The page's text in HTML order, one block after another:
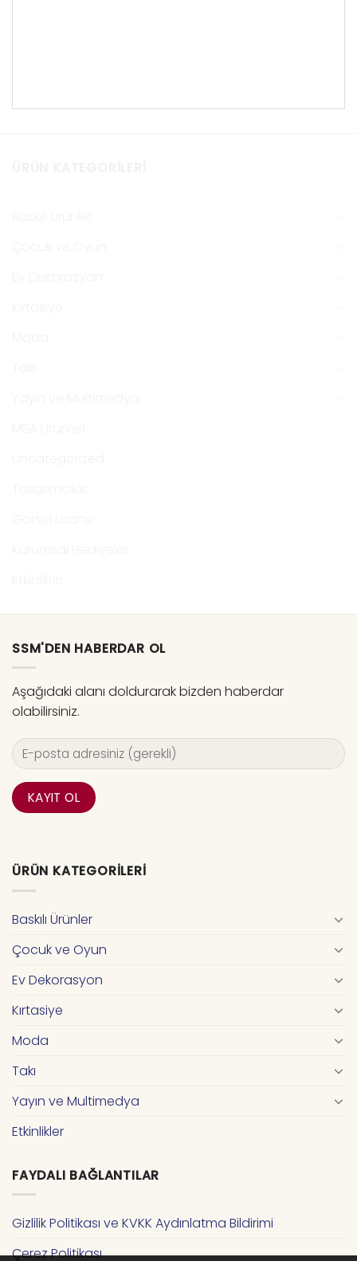
SSM'DEN HABERDAR OL
Aşağıdaki alanı doldurarak bizden haberdar
olabilirsiniz.
ÜRÜN KATEGORILERI
Baskılı Ürünler
Çocuk ve Oyun
Ev Dekorasyon
Kırtasiye
Moda
Takı
Yayın ve Multimedya
Etkinlikler
FAYDALI BAĞLANTILAR
Gizlilik Politikası ve KVKK Aydınlatma Bildirimi
Çerez Politikası